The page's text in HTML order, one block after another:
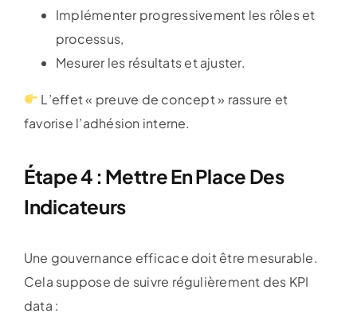
Implémenter progressivement les rôles et
processus,
Mesurer les résultats et ajuster.
L’effet « preuve de concept » rassure et
favorise l’adhésion interne.
Étape 4 : Mettre En Place Des
Indicateurs
Une gouvernance efficace doit être mesurable.
Cela suppose de suivre régulièrement des KPI
data :